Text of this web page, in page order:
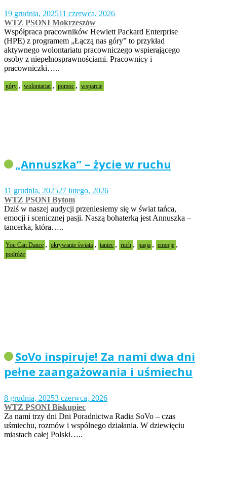
19 grudnia, 202511 czerwca, 2026
WTZ PSONI Mokrzeszów
Współpraca pracowników Hewlett Packard Enterprise
(HPE) z programem „Łączą nas góry” to przykład
aktywnego wolontariatu pracowniczego wspierającego
osoby z niepełnosprawnościami. Pracownicy i
pracowniczki…..
góry , wolontariat , pomoc , wsparcie
„Annuszka” – życie w ruchu
11 grudnia, 202527 lutego, 2026
WTZ PSONI Bytom
Dziś w naszej audycji przeniesiemy się w świat tańca,
emocji i scenicznej pasji. Naszą bohaterką jest Annuszka –
tancerka, która…..
You Can Dance , okrywanie świata , taniec , ruch , pasja , emocje ,
podróże
SoVo inspiruje! Za nami dwa dni
pełne zaangażowania i uśmiechu
8 grudnia, 20253 czerwca, 2026
WTZ PSONI Biskupiec
Za nami trzy dni Dni Poradnictwa Radia SoVo – czas
uśmiechu, rozmów i wspólnego działania. W dziewięciu
miastach całej Polski…..